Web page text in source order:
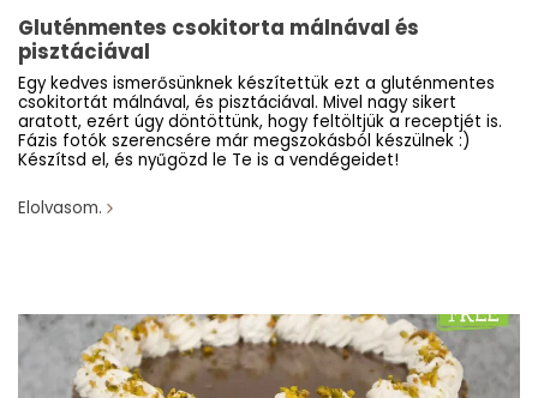
Gluténmentes csokitorta málnával és
pisztáciával
Egy kedves ismerősünknek készítettük ezt a gluténmentes
csokitortát málnával, és pisztáciával. Mivel nagy sikert
aratott, ezért úgy döntöttünk, hogy feltöltjük a receptjét is.
Fázis fotók szerencsére már megszokásból készülnek :)
Készítsd el, és nyűgözd le Te is a vendégeidet!
Elolvasom.